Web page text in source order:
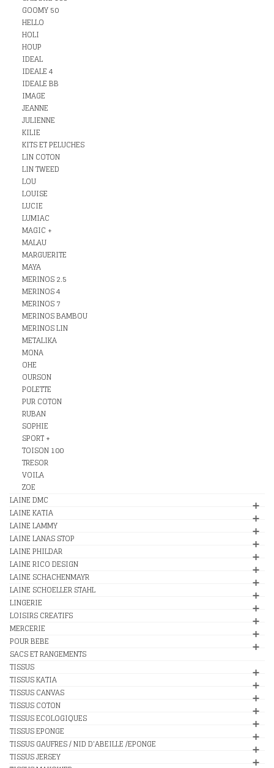
GOOMY 50
HELLO
HOLI
HOUP
IDEAL
IDEALE 4
IDEALE BB
IMAGE
JEANNE
JULIENNE
KILIE
KITS ET PELUCHES
LIN COTON
LIN TWEED
LOU
LOUISE
LUCIE
LUMIAC
MAGIC +
MALAU
MARGUERITE
MAYA
MERINOS 2.5
MERINOS 4
MERINOS 7
MERINOS BAMBOU
MERINOS LIN
METALIKA
MONA
OHE
OURSON
POLETTE
PUR COTON
RUBAN
SOPHIE
SPORT +
TOISON 100
TRESOR
VOILA
ZOE
LAINE DMC
LAINE KATIA
LAINE LAMMY
LAINE LANAS STOP
LAINE PHILDAR
LAINE RICO DESIGN
LAINE SCHACHENMAYR
LAINE SCHOELLER STAHL
LINGERIE
LOISIRS CREATIFS
MERCERIE
POUR BEBE
SACS ET RANGEMENTS
TISSUS
TISSUS KATIA
TISSUS CANVAS
TISSUS COTON
TISSUS ECOLOGIQUES
TISSUS EPONGE
TISSUS GAUFRES / NID D'ABEILLE /EPONGE
TISSUS JERSEY